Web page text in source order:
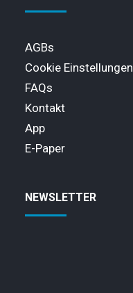
AGBs
Cookie Einstellungen
FAQs
Kontakt
App
E-Paper
NEWSLETTER